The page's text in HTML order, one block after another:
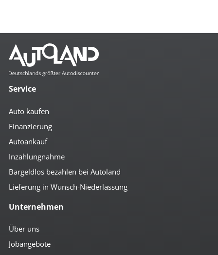
Mehr anzeigen
Komfort
4x el. Fensterheber
beheizbare Aussenspiegel
el. anklappbare Spiegel
el. Spiegel
geteilte Rücksitzbank
Getränkehalter
höhenverst. Lenkrad
Klima
Lederlenkrad
Lenkradheizung
Multifunktionslenkrad
Schaltpunktanzeige
Servolenkung
Service
Auto kaufen
Finanzierung
Autoankauf
Inzahlungnahme
Bargeldlos bezahlen bei Autoland
Lieferung in Wunsch-Niederlassung
Unternehmen
Über uns
Jobangebote